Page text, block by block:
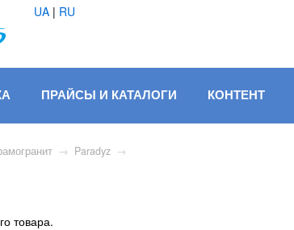
UA | RU
ПРАЙСЫ И КАТАЛОГИ КОНТЕНТ
→ Paradyz →
товара.